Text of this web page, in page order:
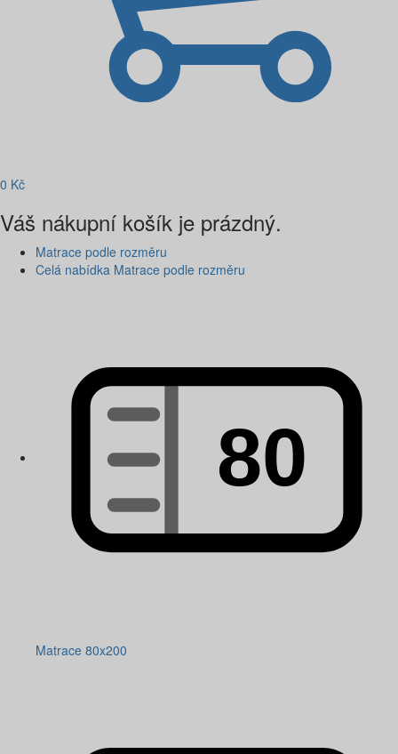
0 Kč
Váš nákupní košík je prázdný.
Matrace podle rozměru
Celá nabídka Matrace podle rozměru
Matrace 80x200